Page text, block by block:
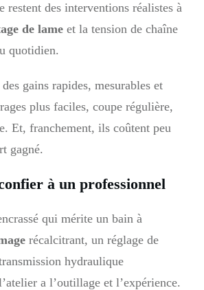
restent des interventions réalistes à
de lame et la tension de chaîne
quotidien.
gains rapides, mesurables et
plus faciles, coupe régulière,
Et, franchement, ils coûtent peu
gagné.
à un professionnel
qui mérite un bain à
récalcitrant, un réglage de
hydraulique
a l’outillage et l’expérience.